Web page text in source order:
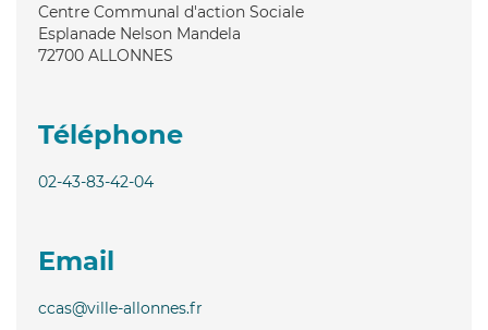
Centre Communal d'action Sociale
Esplanade Nelson Mandela
72700 ALLONNES
Téléphone
02-43-83-42-04
Email
ccas@ville-allonnes.fr